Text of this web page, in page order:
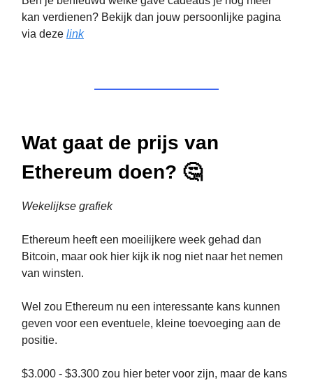
kan verdienen? Bekijk dan jouw persoonlijke pagina
via deze link
Wat gaat de prijs van
Ethereum doen? 🤔
Wekelijkse grafiek
Ethereum heeft een moeilijkere week gehad dan
Bitcoin, maar ook hier kijk ik nog niet naar het nemen
van winsten.
Wel zou Ethereum nu een interessante kans kunnen
geven voor een eventuele, kleine toevoeging aan de
positie.
$3.000 - $3.300 zou hier beter voor zijn, maar de kans